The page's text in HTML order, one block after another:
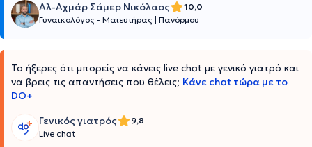
Αλ-Αχμάρ Σάμερ Νικόλαος
10,0
Γυναικολόγος - Μαιευτήρας Πανόρμου
Το ήξερες ότι μπορείς να κάνεις live chat με γενικό γιατρό και
να βρεις τις απαντήσεις που θέλεις; Κάνε chat τώρα με το
DO+
Γενικός γιατρός
9,8
Live chat